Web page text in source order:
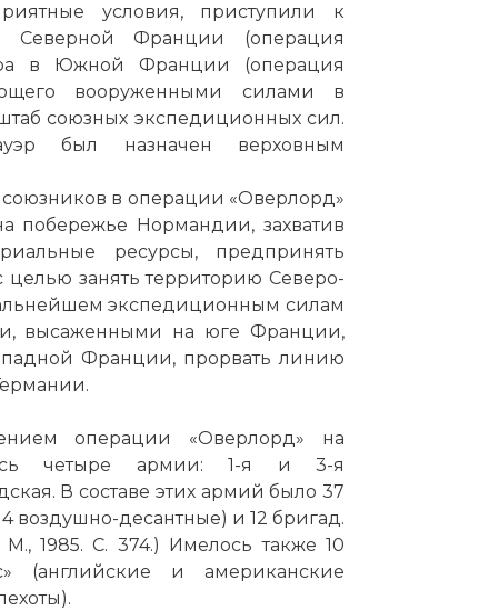
условия, приступили к
Северной Франции (операция
в Южной Франции (операция
вооруженными силами в
союзных экспедиционных сил.
был назначен верховным
в операции «Оверлорд»
побережье Нормандии, захватив
ресурсы, предпринять
целью занять территорию Северо-
экспедиционным силам
высаженными на юге Франции,
Франции, прорвать линию
операции «Оверлорд» на
четыре армии: 1-я и 3-я
В составе этих армий было 37
воздушно-десантные) и 12 бригад.
1985. С. 374.) Имелось также 10
(английские и американские